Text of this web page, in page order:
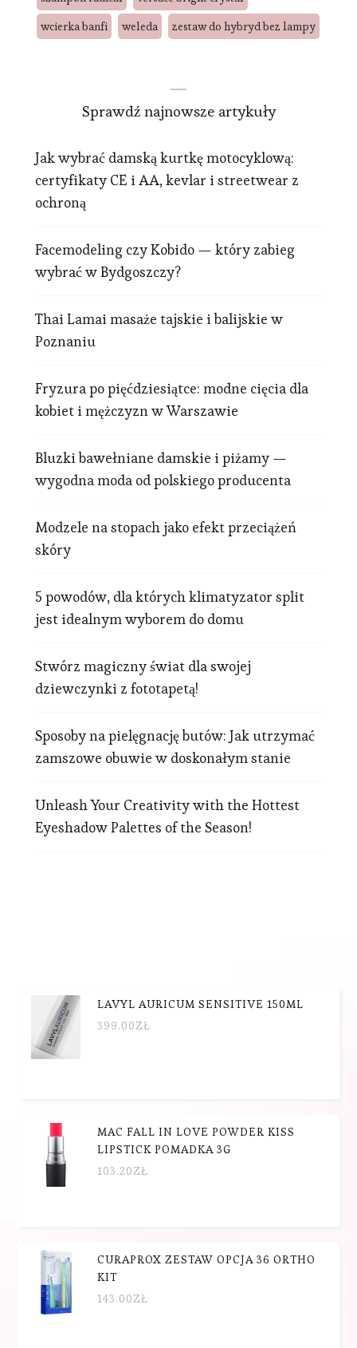
wcierka banfi
weleda zestaw do hybryd bez lampy
Sprawdź najnowsze artykuły
Jak wybrać damską kurtkę motocyklową:
certyfikaty CE i AA, kevlar i streetwear z
ochroną
Facemodeling czy Kobido — który zabieg
wybrać w Bydgoszczy?
Thai Lamai masaże tajskie i balijskie w
Poznaniu
Fryzura po pięćdziesiątce: modne cięcia dla
kobiet i mężczyzn w Warszawie
Bluzki bawełniane damskie i piżamy —
wygodna moda od polskiego producenta
Modzele na stopach jako efekt przeciążeń
skóry
5 powodów, dla których klimatyzator split
jest idealnym wyborem do domu
Stwórz magiczny świat dla swojej
dziewczynki z fototapetą!
Sposoby na pielęgnację butów: Jak utrzymać
zamszowe obuwie w doskonałym stanie
Unleash Your Creativity with the Hottest
Eyeshadow Palettes of the Season!
LAVYL AURICUM SENSITIVE 150ML
399.00ZŁ
MAC FALL IN LOVE POWDER KISS
LIPSTICK POMADKA 3G
103.20ZŁ
CURAPROX ZESTAW OPCJA 36 ORTHO
KIT
143.00ZŁ